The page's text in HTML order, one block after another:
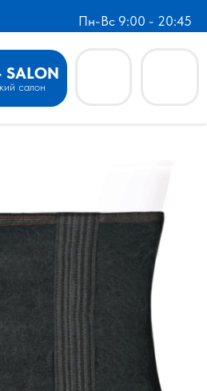
Пн-Вс 9:00 - 20:45